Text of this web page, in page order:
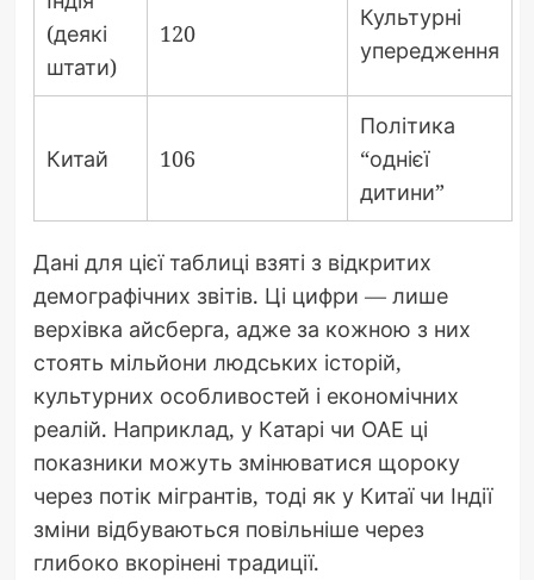
(деякі
штати)
120
Культурні
упередження
Китай 106
Політика
“однієї
дитини”
Дані для цієї таблиці взяті з відкритих
демографічних звітів. Ці цифри — лише
верхівка айсберга, адже за кожною з них
стоять мільйони людських історій,
культурних особливостей і економічних
реалій. Наприклад, у Катарі чи ОАЕ ці
показники можуть змінюватися щороку
через потік мігрантів, тоді як у Китаї чи Індії
зміни відбуваються повільніше через
глибоко вкорінені традиції.